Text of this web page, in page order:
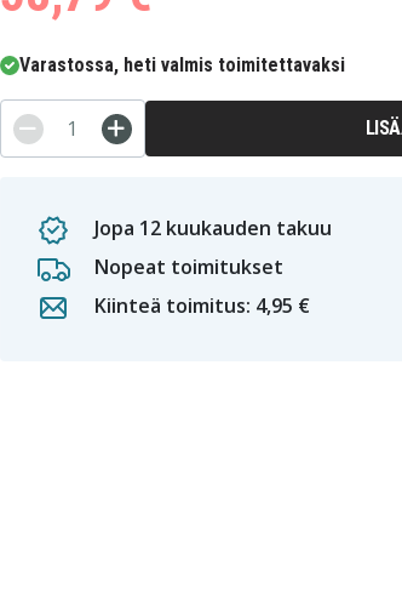
Varastossa, heti valmis toimitettavaksi
Jopa 12 kuukauden takuu
Nopeat toimitukset
Kiinteä toimitus: 4,95 €